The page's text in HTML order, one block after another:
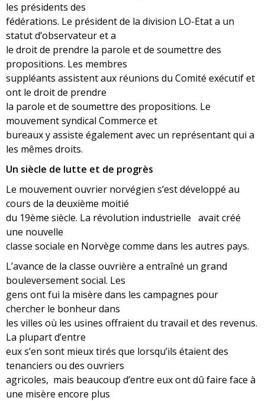
les présidents des
fédérations. Le président de la division LO-Etat a un
statut d’observateur et a
le droit de prendre la parole et de soumettre des
propositions. Les membres
suppléants assistent aux réunions du Comité exécutif et
ont le droit de prendre
la parole et de soumettre des propositions. Le
mouvement syndical Commerce et
bureaux y assiste également avec un représentant qui a
les mêmes droits.
Un siècle de lutte et de progrès
Le mouvement ouvrier norvégien s’est développé au
cours de la deuxième moitié
du 19ème siècle. La révolution industrielle avait créé
une nouvelle
classe sociale en Norvège comme dans les autres pays.
L’avance de la classe ouvrière a entraîné un grand
bouleversement social. Les
gens ont fui la misère dans les campagnes pour
chercher le bonheur dans
les villes où les usines offraient du travail et des revenus.
La plupart d’entre
eux s’en sont mieux tirés que lorsqu’ils étaient des
tenanciers ou des ouvriers
agricoles, mais beaucoup d’entre eux ont dû faire face à
une misère encore plus